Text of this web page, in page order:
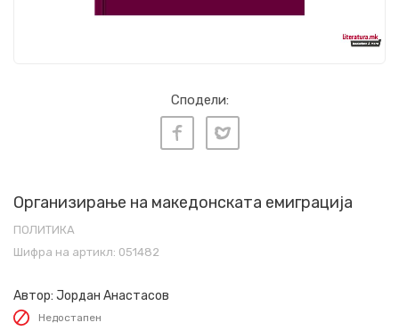
Сподели:
Организирање на македонската емиграција
ПОЛИТИКА
Шифра на артикл: 051482
Автор: Јордан Анастасов
Недостапен